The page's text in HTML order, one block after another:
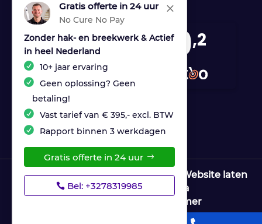
M
Gratis offerte in 24 uur
No Cure No Pay
Zonder hak- en breekwerk & Actief
in heel Nederland
10+ jaar ervaring
Geen oplossing? Geen
betaling!
Vast tarief van € 395,- excl. BTW
Rapport binnen 3 werkdagen
Gratis offerte in 24 uur
Bel: +3278319985
9,2
provided by
© Copyright Ultrices Lekdetectie |
Website laten
maken door Flexamedia
Disclaimer